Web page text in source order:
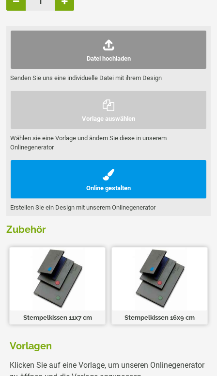
Datei hochladen
Senden Sie uns eine individuelle Datei mit ihrem Design
Vorlage auswählen
Wählen sie eine Vorlage und ändern Sie diese in unserem
Onlinegenerator
Online gestalten
Erstellen Sie ein Design mit unserem Onlinegenerator
Zubehör
Stempelkissen 11x7 cm Stempelkissen 16x9 cm
Vorlagen
Klicken Sie auf eine Vorlage, um unseren Onlinegenerator